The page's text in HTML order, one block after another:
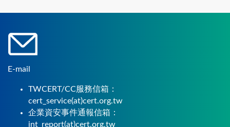
E-mail
TWCERT/CC服務信箱：
cert_service(at)cert.org.tw
企業資安事件通報信箱：
int_report(at)cert.org.tw